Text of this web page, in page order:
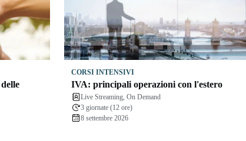
CORSI INTENSIVI
IVA: principali operazioni con l'estero
Live Streaming, On Demand
3 giornate (12 ore)
8 settembre 2026